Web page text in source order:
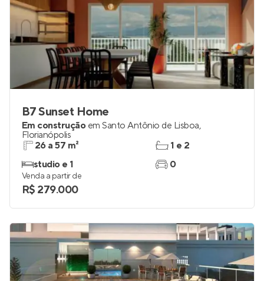
B7 Sunset Home
Em construção em Santo Antônio de Lisboa,
Florianópolis
26 a 57 m²
studio e 1
1 e 2
0
Venda a partir de
R$ 279.000